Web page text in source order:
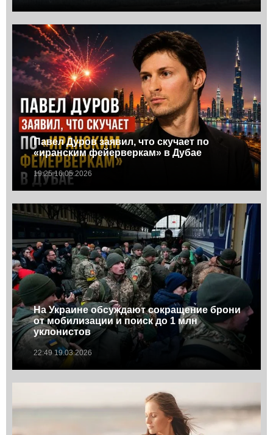
Павел Дуров заявил, что скучает по
«иранским фейерверкам» в Дубае
19:25 16.05.2026
На Украине обсуждают сокращение брони
от мобилизации и поиск до 1 млн
уклонистов
22:49 19.03.2026